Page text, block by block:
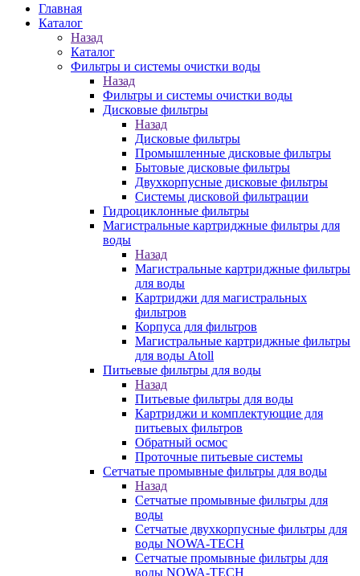
Главная
Каталог
Назад
Каталог
Фильтры и системы очистки воды
Назад
Фильтры и системы очистки воды
Дисковые фильтры
Назад
Дисковые фильтры
Промышленные дисковые фильтры
Бытовые дисковые фильтры
Двухкорпусные дисковые фильтры
Системы дисковой фильтрации
Гидроциклонные фильтры
Магистральные картриджные фильтры для
воды
Назад
Магистральные картриджные фильтры
для воды
Картриджи для магистральных
фильтров
Корпуса для фильтров
Магистральные картриджные фильтры
для воды Atoll
Питьевые фильтры для воды
Назад
Питьевые фильтры для воды
Картриджи и комплектующие для
питьевых фильтров
Обратный осмос
Проточные питьевые системы
Сетчатые промывные фильтры для воды
Назад
Сетчатые промывные фильтры для
воды
Сетчатые двухкорпусные фильтры для
воды NOWA-TECH
Сетчатые промывные фильтры для
воды NOWA-TECH